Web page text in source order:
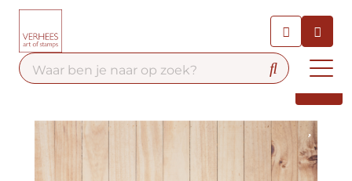
Contact